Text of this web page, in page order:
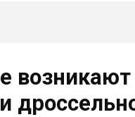
возникают